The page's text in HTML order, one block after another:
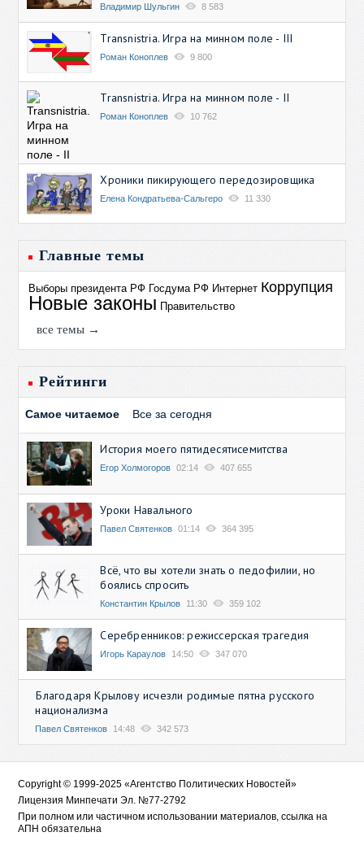
Владимир Шульгин 8 583
Transnistria. Игра на минном поле - III
Роман Коноплев 9 800
Transnistria. Игра на минном поле - II
Роман Коноплев 10 762
Хроники пикирующего передозировщика
Елена Кондратьева-Сальгеро 11 330
Главные темы
Выборы президента РФ Госдума РФ Интернет Коррупция
Новые законы Правительство
все темы →
Рейтинги
Самое читаемое Все за сегодня
История моего пятидесятисемитства
Егор Холмогоров 02:14 407 655
Уроки Навального
Павел Святенков 01:14 364 395
Всё, что вы хотели знать о педофилии, но
боялись спросить
Константин Крылов 11:30 359 102
Серебренников: режиссерская трагедия
Игорь Караулов 14:50 347 070
Благодаря Крылову исчезли родимые пятна русского
национализма
Павел Святенков 14:48 342 573
Copyright © 1999-2025 «Агентство Политических Новостей»
Лицензия Минпечати Эл. №77-2792
При полном или частичном использовании материалов, ссылка на
АПН обязательна